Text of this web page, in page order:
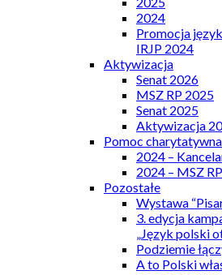
2024
Promocja
IRJP 2024
Aktywizacja
Senat 2026
MSZ RP 2025
Senat 2025
Aktywizacja
Pomoc charytatywna
2024 –
2024 – MSZ RP
Pozostałe
Wystawa
3. edycja
„Język polski
Podziemie
A to Polski